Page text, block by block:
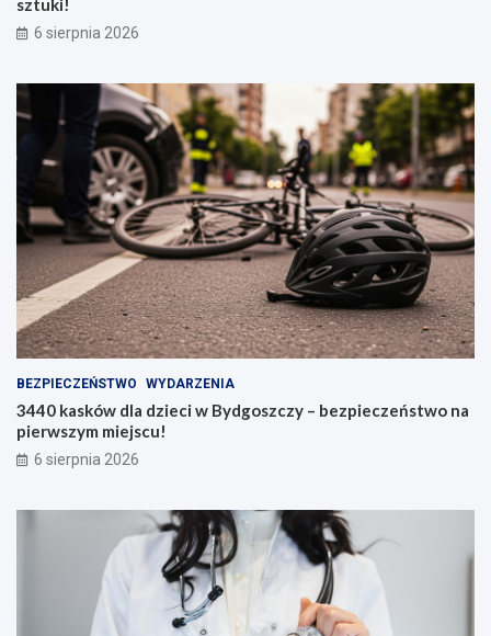
sztuki!
6 sierpnia 2026
BEZPIECZEŃSTWO WYDARZENIA
3440 kasków dla dzieci w Bydgoszczy – bezpieczeństwo na
pierwszym miejscu!
6 sierpnia 2026